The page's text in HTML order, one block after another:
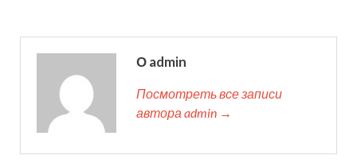
О admin
Посмотреть все записи
автора admin →